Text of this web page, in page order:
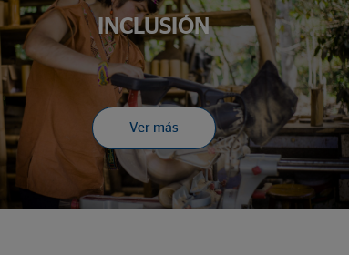
INCLUSIÓN
Ver más